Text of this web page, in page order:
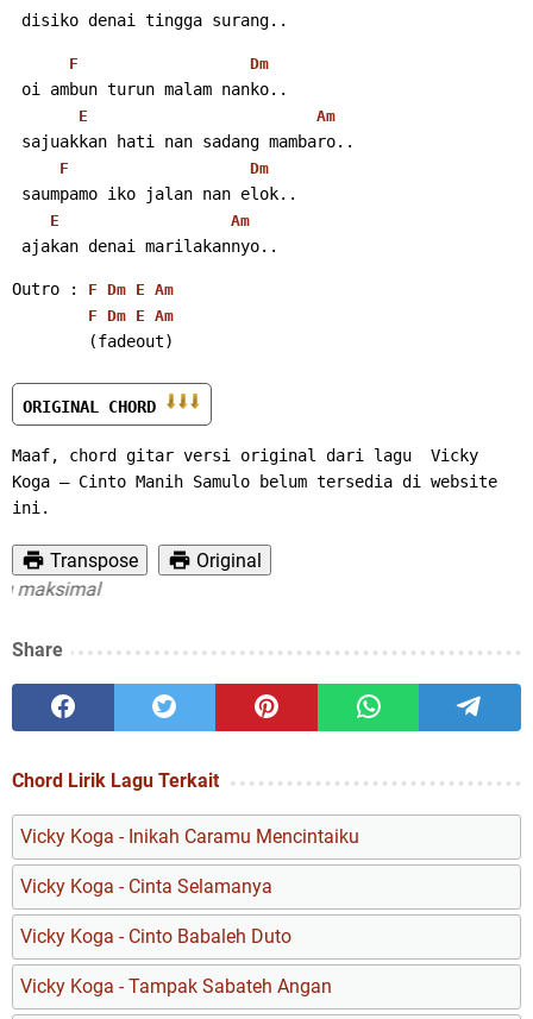
disiko denai tingga surang..
F Dm
oi ambun turun malam nanko..
E Am
sajuakkan hati nan sadang mambaro..
F Dm
saumpamo iko jalan nan elok..
E Am
ajakan denai marilakannyo..
Outro : F Dm E Am
F Dm E Am
        (fadeout)
ORIGINAL CHORD
Maaf, chord gitar versi original dari lagu  Vicky
Koga – Cinto Manih Samulo belum tersedia di website
ini.
Transpose
Original
Share
Chord Lirik Lagu Terkait
Vicky Koga - Inikah Caramu Mencintaiku
Vicky Koga - Cinta Selamanya
Vicky Koga - Cinto Babaleh Duto
Vicky Koga - Tampak Sabateh Angan